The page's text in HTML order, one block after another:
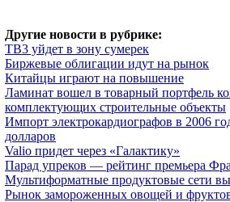
Другие новости в рубрике:
ТВ3 уйдет в зону сумерек
Биржевые облигации идут на рынок
Китайцы играют на повышение
Ламинат вошел в товарный портфель
комплектующих строительные объекты
Импорт электрокардиографов в 2006
долларов
Valio придет через «Галактику»
Парад упреков — рейтинг премьера
Мультиформатные продуктовые сети
Рынок замороженных овощей и